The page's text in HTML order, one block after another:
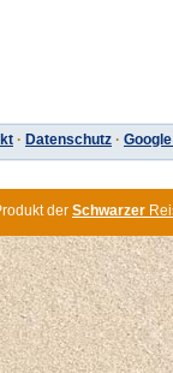
· Datenschutz ·
der Schwarzer